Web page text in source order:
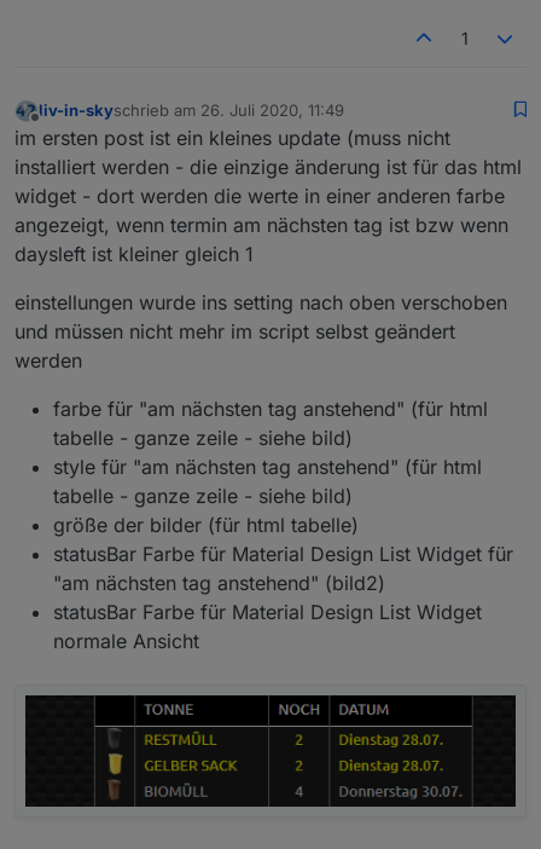
1
Offline
liv-in-skyschrieb am 26. Juli 2020, 11:49
zuletzt editiert von
im ersten post ist ein kleines update (muss nicht
installiert werden - die einzige änderung ist für das html
widget - dort werden die werte in einer anderen farbe
angezeigt, wenn termin am nächsten tag ist bzw wenn
daysleft ist kleiner gleich 1
einstellungen wurde ins setting nach oben verschoben
und müssen nicht mehr im script selbst geändert
werden
farbe für "am nächsten tag anstehend" (für html
tabelle - ganze zeile - siehe bild)
style für "am nächsten tag anstehend" (für html
tabelle - ganze zeile - siehe bild)
größe der bilder (für html tabelle)
statusBar Farbe für Material Design List Widget für
"am nächsten tag anstehend" (bild2)
statusBar Farbe für Material Design List Widget
normale Ansicht